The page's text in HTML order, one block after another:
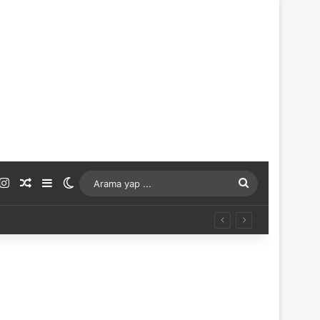
InstagramRastgele Makale
Kenar Bölmesi
Dış görünümü değiştir
...